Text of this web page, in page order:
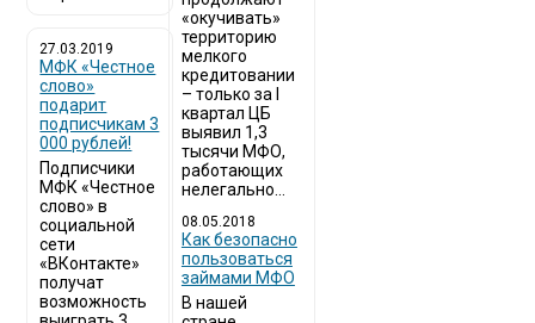
27.03.2019
МФК «Честное
слово»
подарит
подписчикам 3
000 рублей!
Подписчики
МФК «Честное
слово» в
социальной
сети
«ВКонтакте»
получат
возможность
«окучивать»
территорию
мелкого
кредитовании
– только за I
квартал ЦБ
выявил 1,3
тысячи МФО,
работающих
нелегально...
08.05.2018
Как безопасно
пользоваться
займами МФО
В нашей